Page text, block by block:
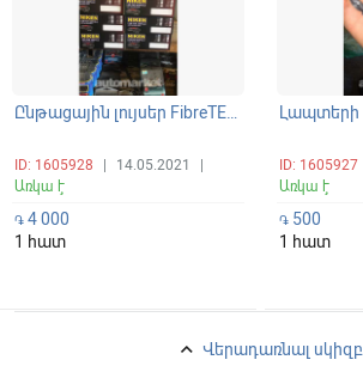
Ընթացային լույսեր FibreTECH Germany
ID: 1605928 14.05.2021
Առկա է
֏ 4 000
1 հատ
ID: 1605927
Առկա է
֏500
1 հատ
keyboard_arrow_up Վերադառնալ սկիզբ